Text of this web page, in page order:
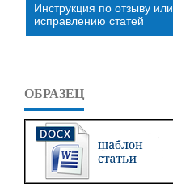
Инструкция по отзыву или
исправлению статей
ОБРАЗЕЦ